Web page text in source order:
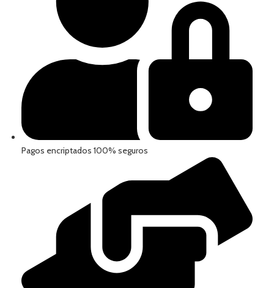
Pagos encriptados 100% seguros